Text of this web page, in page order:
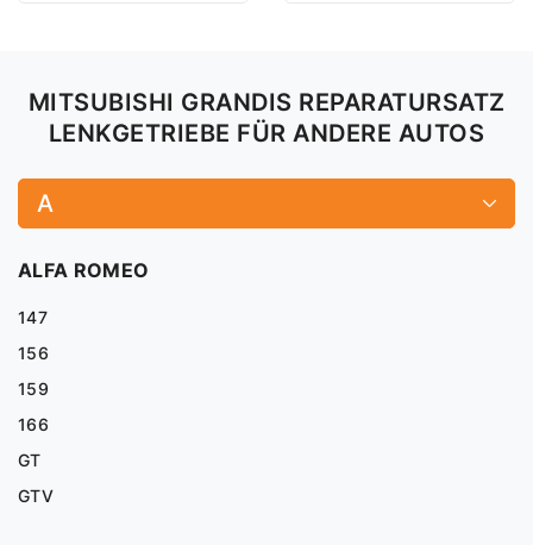
MITSUBISHI GRANDIS REPARATURSATZ
LENKGETRIEBE FÜR ANDERE AUTOS
A
ALFA ROMEO
147
156
159
166
GT
GTV